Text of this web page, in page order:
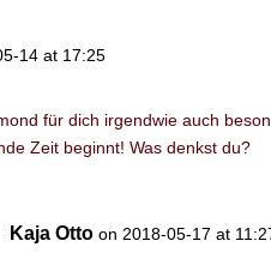
14 at 17:25
für dich irgendwie auch
Zeit beginnt! Was denkst du?
Kaja Otto on 2018-05-17 at